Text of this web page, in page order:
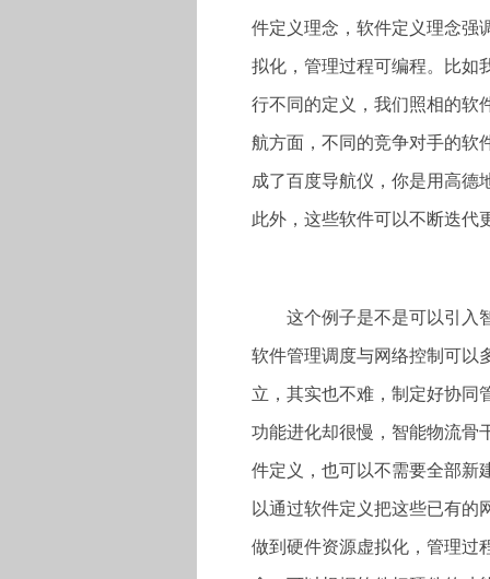
件定义理念，软件定义理念强
拟化，管理过程可编程。比如
行不同的定义，我们照相的软
航方面，不同的竞争对手的软
成了百度导航仪，你是用高德
此外，这些软件可以不断迭代
这个例子是不是可以引入
软件管理调度与网络控制可以
立，其实也不难，制定好协同
功能进化却很慢，智能物流骨
件定义，也可以不需要全部新
以通过软件定义把这些已有的
做到硬件资源虚拟化，管理过